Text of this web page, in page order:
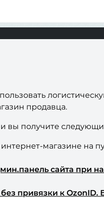
продавца.
вы получите
магазине на
сайта при
привязки к OzonID.